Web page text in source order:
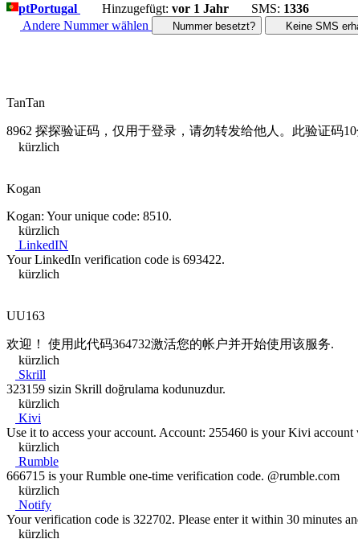
ptPortugal Hinzugefügt: vor 1 Jahr SMS: 1336
Andere Nummer wählen
Nummer besetzt? Keine SMS
TanTan
8962 探探验证码，仅用于登录，请勿转发给他人。此验证码
kürzlich
Kogan
Kogan: Your unique code: 8510.
kürzlich
LinkedIN
Your LinkedIn verification code is 693422.
kürzlich
UU163
欢迎！ 使用此代码364732激活您的帐户并开始使用该服务.
kürzlich
Skrill
323159 sizin Skrill doğrulama kodunuzdur.
kürzlich
Kivi
Use it to access your account. Account: 255460 is your Kivi account
kürzlich
Rumble
666715 is your Rumble one-time verification code. @rumble.com
kürzlich
Notify
Your verification code is 322702. Please enter it within 30 minutes
kürzlich